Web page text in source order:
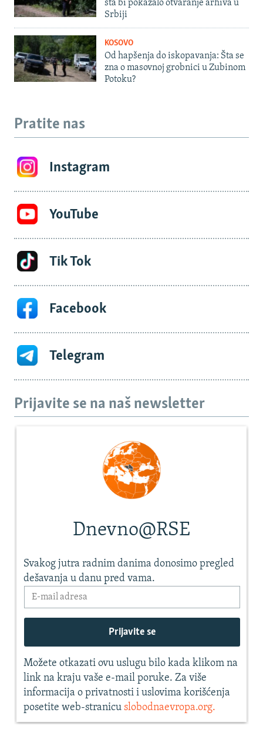
šta bi pokazalo otvaranje arhiva u
Srbiji
KOSOVO
Od hapšenja do iskopavanja: Šta se
zna o masovnoj grobnici u Zubinom
Potoku?
Pratite nas
Instagram
YouTube
Tik Tok
Facebook
Telegram
Prijavite se na naš newsletter